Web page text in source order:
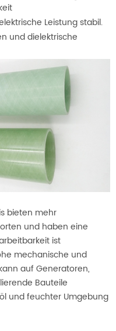
Leistung stabil.
und dielektrische
bieten mehr
und haben eine
ist
mechanische und
auf Generatoren,
Bauteile
und feuchter Umgebung